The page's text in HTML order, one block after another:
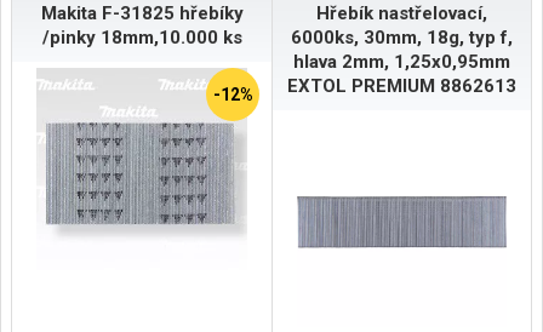
Makita F-31825 hřebíky
/pinky 18mm,10.000 ks
-12%
Hřebík nastřelovací,
6000ks, 30mm, 18g, typ f,
hlava 2mm, 1,25x0,95mm
EXTOL PREMIUM 8862613